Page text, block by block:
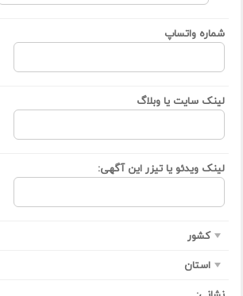
شماره واتساپ
لینک سایت یا وبلاگ
لینک ویدئو یا تیزر این آگهی:
کشور
استان